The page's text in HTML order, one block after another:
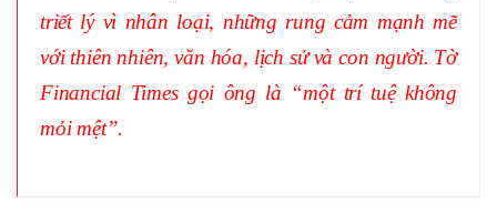
triết lý vì nhân loại, những rung cảm mạnh mẽ
với thiên nhiên, văn hóa, lịch sử và con người. Tờ
Financial Times gọi ông là “một trí tuệ không
mỏi mệt”.